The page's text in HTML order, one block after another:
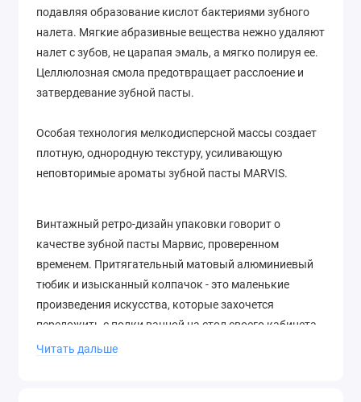
подавляя образование кислот бактериями зубного
налета. Мягкие абразивные вещества нежно удаляют
налет с зубов, не царапая эмаль, а мягко полируя ее.
Целлюлозная смола предотвращает расслоение и
затвердевание зубной пасты.
Особая технология мелкодисперсной массы создает
плотную, однородную текстуру, усиливающую
неповторимые ароматы зубной пасты MARVIS.
Винтажный ретро-дизайн упаковки говорит о
качестве зубной пасты Марвис, проверенном
временем. Притягательный матовый алюминиевый
тюбик и изысканный колпачок - это маленькие
произведения искусства, которые захочется
переложить с полки ванной на стол своего кабинета
или положить в ящик комода.
Читать дальше